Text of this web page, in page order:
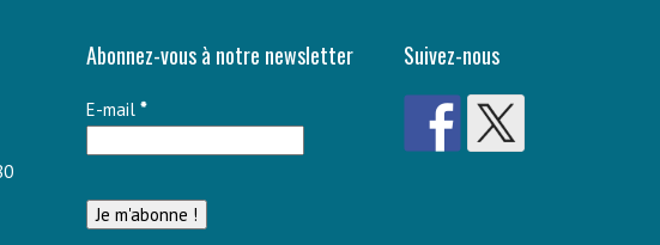
Abonnez-vous à notre newsletter
E-mail *
Suivez-nous